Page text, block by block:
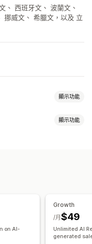
、 西班牙文、 波蘭文、
挪威文、 希臘文，以及 立
顯示功能
顯示功能
on AI-
Growth
$49
/月
Unlimited AI
generated